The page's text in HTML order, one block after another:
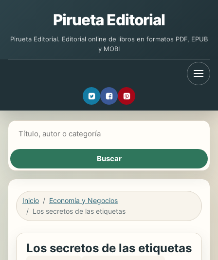
Pirueta Editorial
Pirueta Editorial. Editorial online de libros en formatos PDF, EPUB
y MOBI
Inicio
Economía y Negocios
Los secretos de las etiquetas
Los secretos de las etiquetas